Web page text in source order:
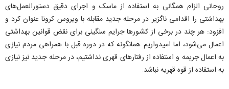
روحانی الزام همگانی به استفاده از ماسک و اجرای دقیق دستورالعمل‌های
بهداشتی را اقدامی ناگزیر در مرحله جدید مقابله با ویروس کرونا عنوان کرد و
افزود: هر چند در برخی از کشورها جرایم سنگینی برای نقض قوانین بهداشتی
اعمال می‌شود، اما امیدواریم همانگونه که در دوره قبل با همراهی مردم نیازی
به اعمال جریمه و استفاده از رفتارهای قهری نداشتیم، در مرحله جدید نیز نیازی
به استفاده از قوه قهریه نباشد.